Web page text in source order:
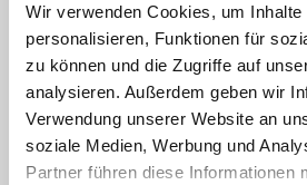
Wir verwenden Cookies, um Inhalte
personalisieren, Funktionen für
zu können und die Zugriffe auf
analysieren. Außerdem geben wir
Verwendung unserer Website an
soziale Medien, Werbung und
Partner führen diese Informationen
aktuellen Gesetzgebung
Die Ghanaische
unterstützt eine strengere
Gesetzgebung. In einer
August forderten zudem